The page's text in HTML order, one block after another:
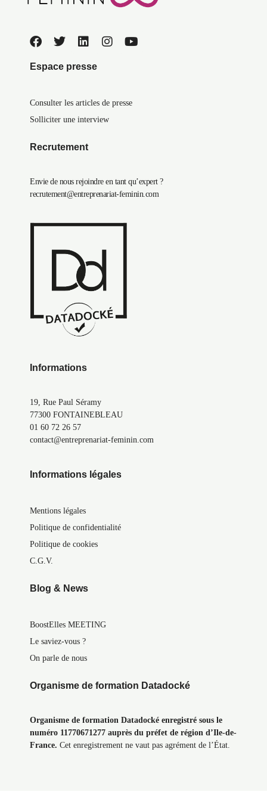
Espace presse
Consulter les articles de presse
Solliciter une interview
Recrutement
Envie de nous rejoindre en tant qu’expert ?
recrutement@entreprenariat-feminin.com
Informations
19, Rue Paul Séramy
77300 FONTAINEBLEAU
01 60 72 26 57
contact@entreprenariat-feminin.com
Informations légales
Mentions légales
Politique de confidentialité
Politique de cookies
C.G.V.
Blog & News
BoostElles MEETING
Le saviez-vous ?
On parle de nous
Organisme de formation Datadocké
Organisme de formation Datadocké enregistré sous le
numéro 11770671277 auprès du préfet de région d’Ile-de-
France. Cet enregistrement ne vaut pas agrément de l’État.